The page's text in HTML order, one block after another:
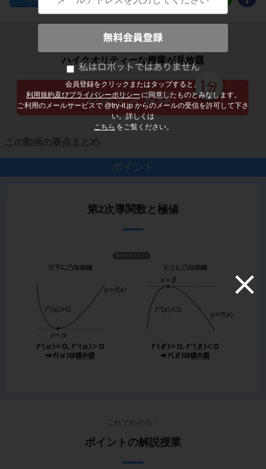
会員登録をクリックまたはタップすると、
利用規約及びプライバシーポリシー に同意したものとみなします。
ご利用のメールサービスで @try-it.jp からのメールの受信を許可して下さ
い。詳しくは
こちら をご覧ください。
子どもの勉強から大人の学び直しまで
ハイクオリティーな授業が見放題
この動画の要点まとめ
ポイント
第2次導関数と極値
これでわかる！
ポイントの解説授業